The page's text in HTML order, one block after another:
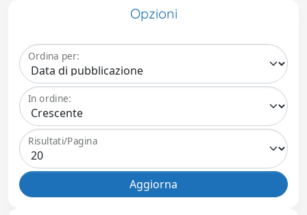
Opzioni
Ordina per:
In ordine:
Risultati/Pagina